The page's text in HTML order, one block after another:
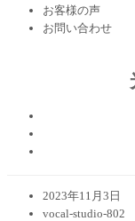
お客様の声
お問い合わせ
2023年11月3日
vocal-studio-802